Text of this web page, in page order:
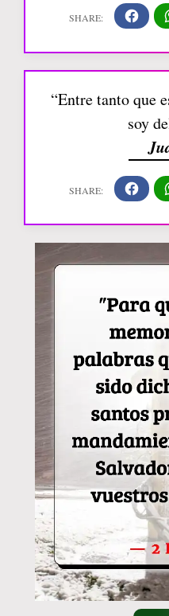
“Entre tanto que
soy